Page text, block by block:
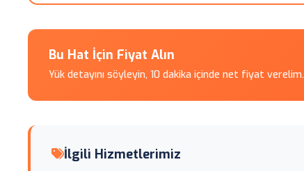
Bu Hat İçin Fiyat Alın
Yük detayını söyleyin, 10 dakika içinde net fiyat verelim.
İlgili Hizmetlerimiz